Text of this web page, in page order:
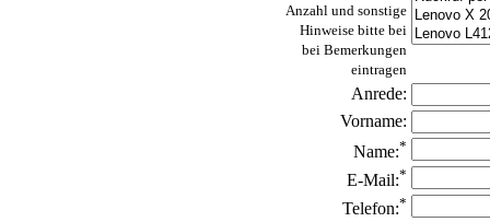
Anzahl und sonstige
Hinweise bitte bei
bei Bemerkungen
eintragen
Anrede:
Vorname:
Name:*
E-Mail:*
Telefon:*